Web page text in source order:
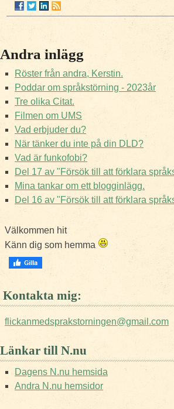
Andra inlägg
Röster från andra, Kerstin.
Poddar om språkstörning - 2023år
Tre olika Citat.
Filmen om UMS
Vad erbjuder du?
När tänker du inte på din DLD?
Vad är funkofobi?
Del 17 av "Försök till att förklara
Mina tankar om ett blogginlägg.
Del 16 av "Försök till att förklara
Välkommen hit
Känn dig som hemma
Kontakta mig:
flickanmedsprakstorningen@gmail.com
Länkar till N.nu
Dagens N.nu hemsida
Andra N.nu hemsidor